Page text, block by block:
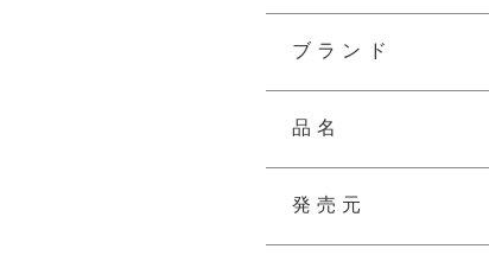
ブランド
品名
発売元